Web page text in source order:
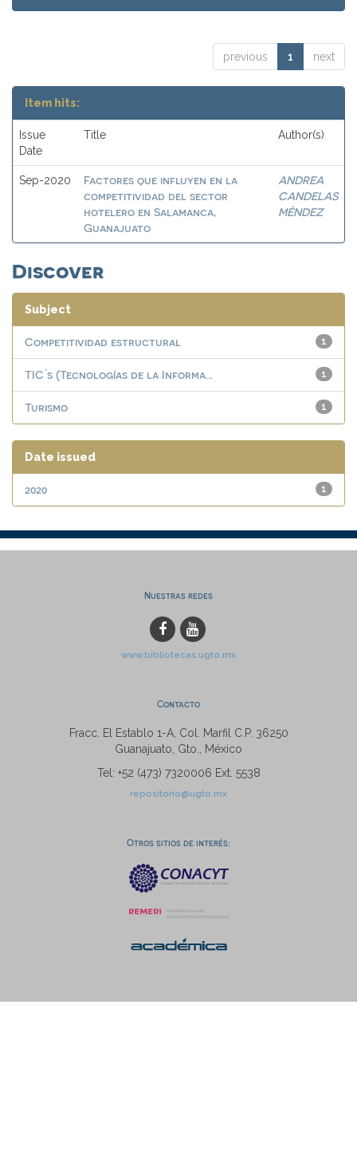
previous 1 next
Item hits:
Issue
Date
Title Author(s)
Sep-2020
Factores que influyen en la
competitividad del sector
hotelero en Salamanca,
Guanajuato
ANDREA
CANDELAS
MÉNDEZ
Discover
Subject
1
Competitividad estructural
1
TIC ́s (Tecnologías de la Informa...
1
Turismo
Date issued
1
2020
Nuestras redes
www.bibliotecas.ugto.mx
Contacto
Fracc. El Establo 1-A, Col. Marfil C.P. 36250
Guanajuato, Gto., México
Tel: +52 (473) 7320006 Ext. 5538
repositorio@ugto.mx
Otros sitios de interés: